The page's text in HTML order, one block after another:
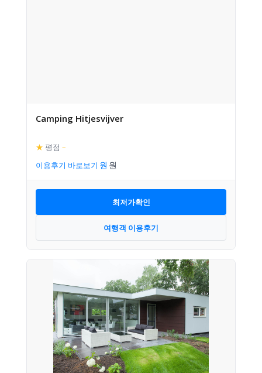
Camping Hitjesvijver
★ 평점 –
이용후기 바로보기
최저가확인
여행객 이용후기